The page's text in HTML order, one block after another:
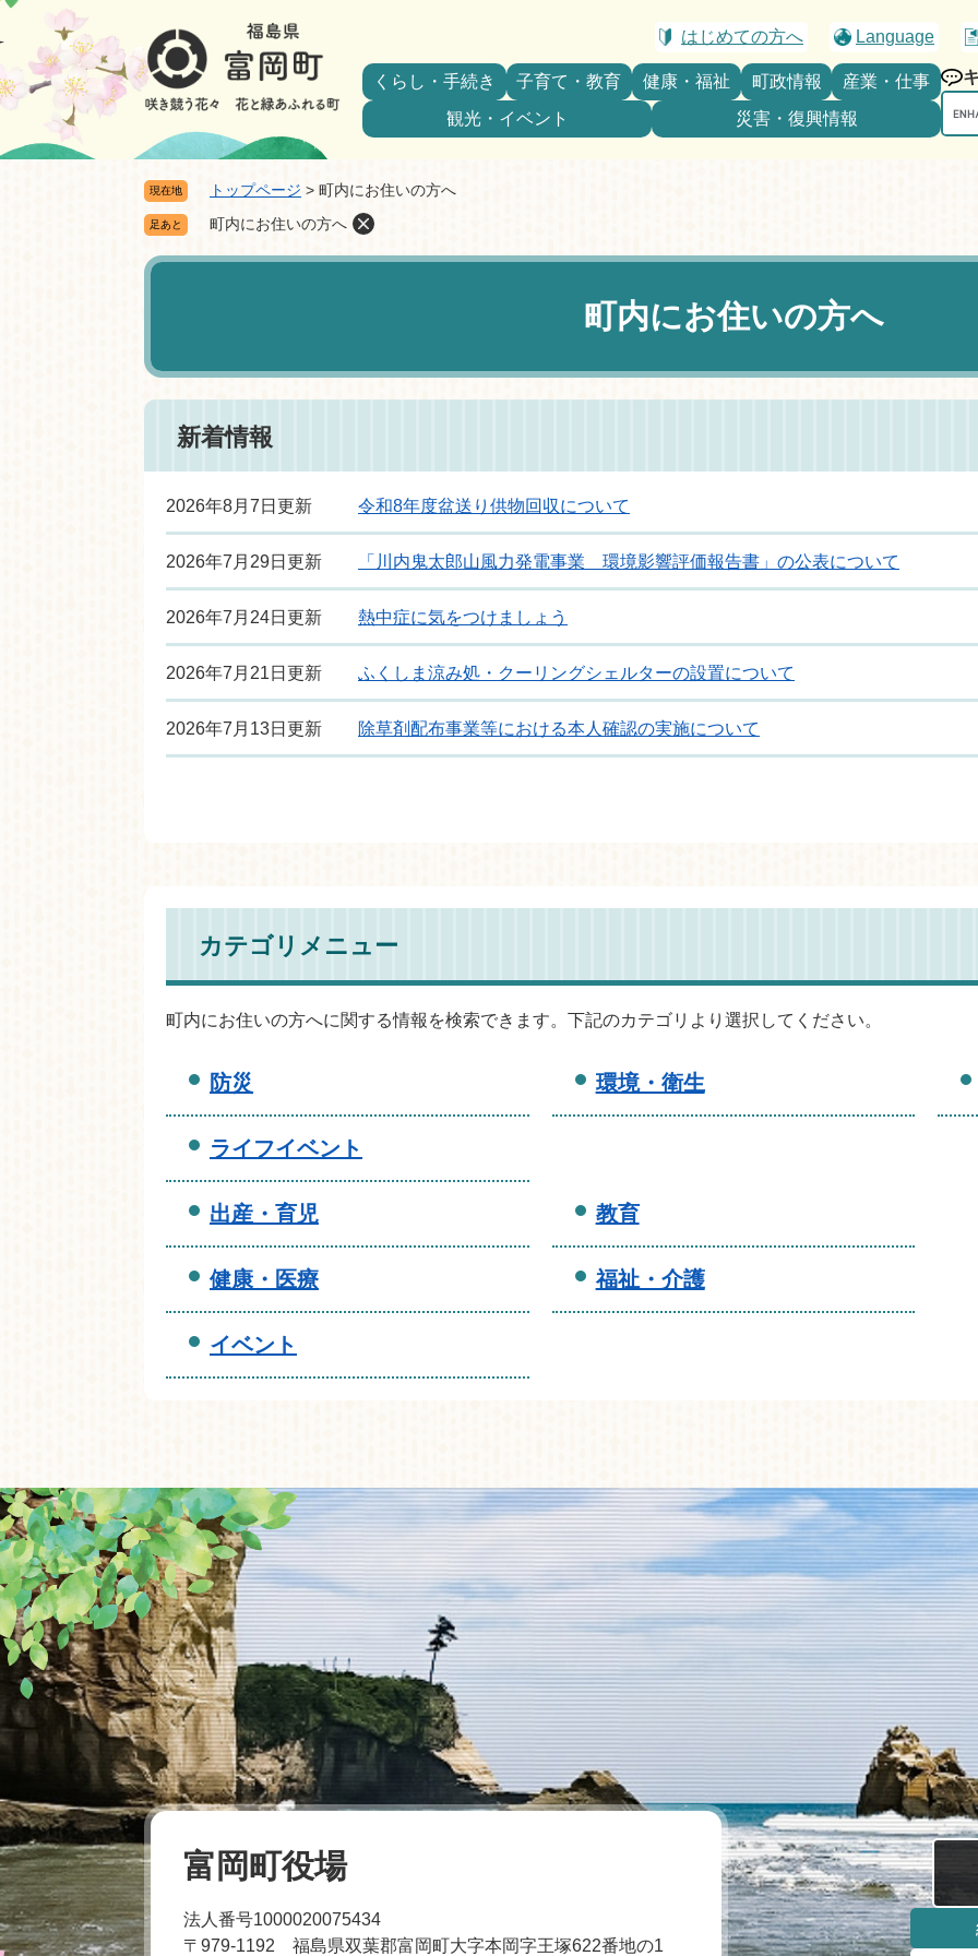
ペ
ー
の
メ
ニ
ー
はじめての方へ Language
くらし・手続き 子育て・教育 健康・福祉 町政情報
産業・仕事
観光・イベント
災害・復興情報
カ
索
現在地 トップページ > 町内にお住いの方へ
足あと 町内にお住いの方へ
町内にお住いの方へ
新着情報
2026年8月7日更新 令和8年度盆送り供物回収について
2026年7月29日更新 「川内鬼太郎山風力発電事業 環境影響評価報告書」の公表について
2026年7月24日更新 熱中症に気をつけましょう
2026年7月21日更新 ふくしま涼み処・クーリングシェルターの設置について
2026年7月13日更新 除草剤配布事業等における本人確認の実施について
カテゴリメニュー
町内にお住いの方へに関する情報を検索できます。下記のカテゴリより選択してください。
防災 環境・衛生
ライフイベント
出産・育児 教育
健康・医療 福祉・介護
イベント
富岡町役場
法人番号1000020075434
〒979-1192 福島県双葉郡富岡町大字本岡字王塚622番地の1